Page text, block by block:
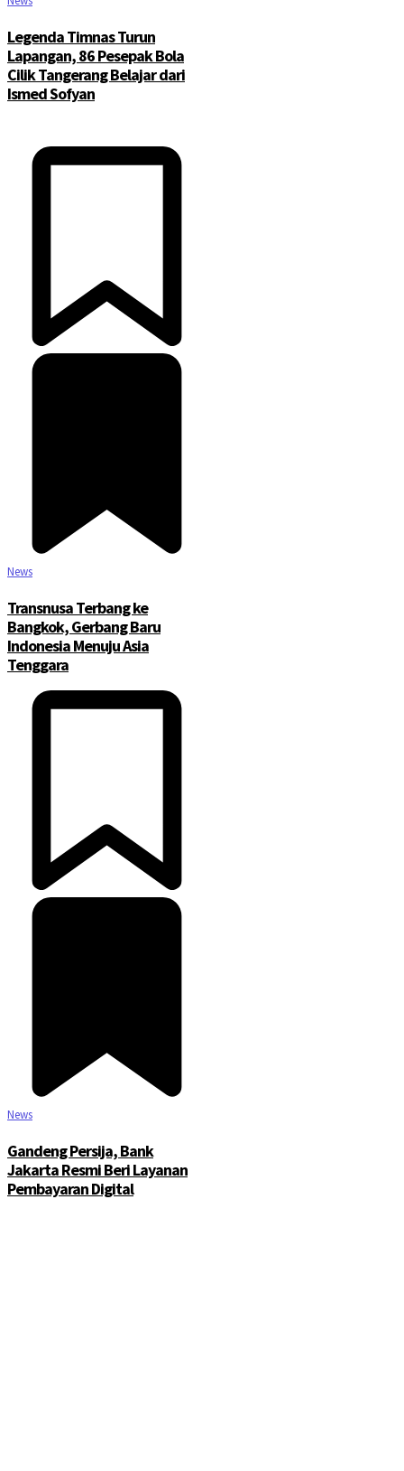
Legenda Timnas Turun
Lapangan, 86 Pesepak Bola
Cilik Tangerang Belajar dari
Ismed Sofyan
News
Transnusa Terbang ke
Bangkok, Gerbang Baru
Indonesia Menuju Asia
Tenggara
News
Gandeng Persija, Bank
Jakarta Resmi Beri Layanan
Pembayaran Digital